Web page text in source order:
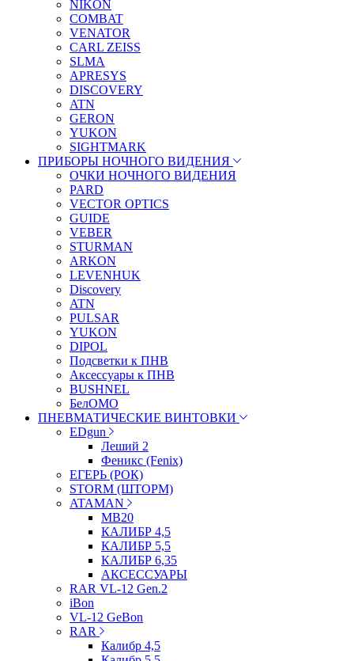
NIKON
COMBAT
VENATOR
CARL ZEISS
SLMA
APRESYS
DISCOVERY
ATN
GERON
YUKON
SIGHTMARK
ПРИБОРЫ НОЧНОГО ВИДЕНИЯ
ОЧКИ НОЧНОГО ВИДЕНИЯ
PARD
VECTOR OPTICS
GUIDE
VEBER
STURMAN
ARKON
LEVENHUK
Discovery
ATN
PULSAR
YUKON
DIPOL
Подсветки к ПНВ
Аксессуары к ПНВ
BUSHNEL
БелОМО
ПНЕВМАТИЧЕСКИЕ ВИНТОВКИ
EDgun
Леший 2
Феникс (Fenix)
ЕГЕРЬ (РОК)
STORM (ШТОРМ)
ATAMAN
МВ20
КАЛИБР 4,5
КАЛИБР 5,5
КАЛИБР 6,35
АКСЕССУАРЫ
RAR VL-12 Gen.2
iBon
VL-12 GeBon
RAR
Калибр 4,5